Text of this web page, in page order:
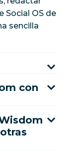
Social OS de
sencilla
con